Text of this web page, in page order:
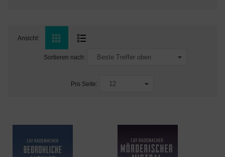
Ansicht:
Sortieren nach:
Pro Seite: